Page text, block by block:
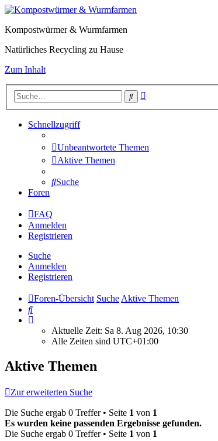
Kompostwürmer & Wurmfarmen
Natürliches Recycling zu Hause
Zum Inhalt
Suche
Schnellzugriff
Unbeantwortete Themen
Aktive Themen
Suche
Foren
FAQ
Anmelden
Registrieren
Suche
Anmelden
Registrieren
Foren-Übersicht Suche Aktive Themen
Suche
Aktuelle Zeit: Sa 8. Aug 2026, 10:30
Alle Zeiten sind UTC+01:00
Aktive Themen
Zur erweiterten Suche
Die Suche ergab 0 Treffer • Seite 1 von 1
Es wurden keine passenden Ergebnisse gefunden.
Die Suche ergab 0 Treffer • Seite 1 von 1